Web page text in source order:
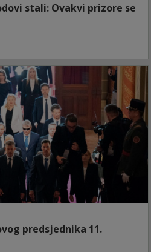
stali: Ovakvi prizore se
predsjednika 11.